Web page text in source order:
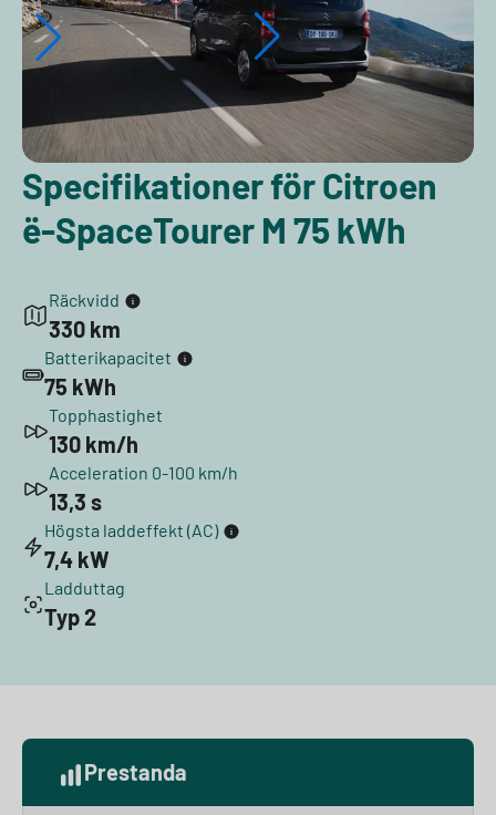
Specifikationer för Citroen
ë-SpaceTourer M 75 kWh
Räckvidd
330 km
Batterikapacitet
75 kWh
Topphastighet
130 km/h
Acceleration 0-100 km/h
13,3 s
Högsta laddeffekt (AC)
7,4 kW
Ladduttag
Typ 2
Prestanda